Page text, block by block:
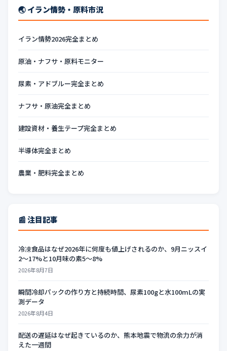
🌏 イラン情勢・原料市況
イラン情勢2026完全まとめ
原油・ナフサ・原料モニター
尿素・アドブルー完全まとめ
ナフサ・原油完全まとめ
建設資材・養生テープ完全まとめ
半導体完全まとめ
農業・肥料完全まとめ
📰 注目記事
冷凍食品はなぜ2026年に何度も値上げされるのか、9月ニッスイ
2〜17%と10月味の素5〜8%
2026年8月7日
瞬間冷却パックの作り方と持続時間、尿素100gと水100mLの実
測データ
2026年8月4日
配送の遅延はなぜ起きているのか、熊本地震で物流の余力が消
えた一週間